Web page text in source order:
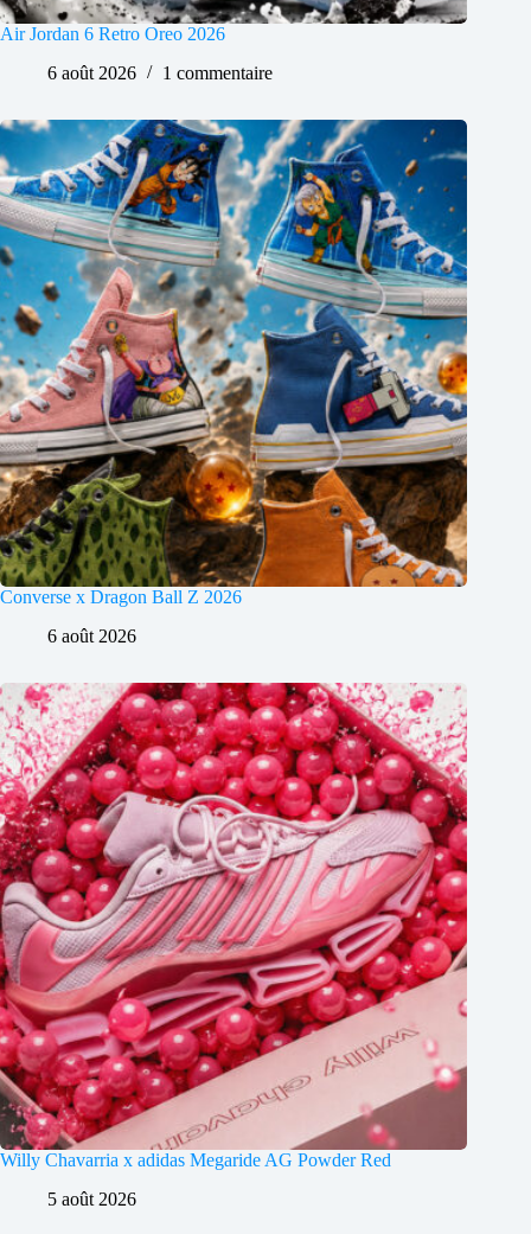
Air Jordan 6 Retro Oreo 2026
6 août 2026
1 commentaire
Converse x Dragon Ball Z 2026
6 août 2026
Willy Chavarria x adidas Megaride AG Powder Red
5 août 2026